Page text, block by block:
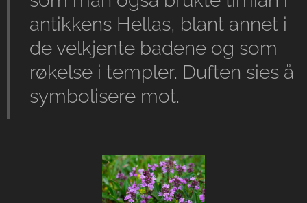
antikkens Hellas, blant annet i
de velkjente badene og som
røkelse i templer. Duften sies å
symbolisere mot.